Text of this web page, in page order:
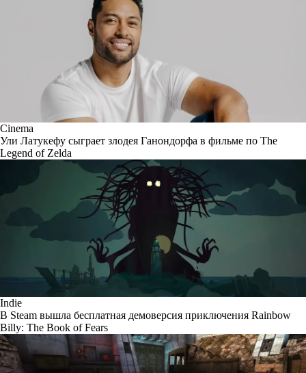
Cinema
Ули Латукефу сыграет злодея Ганондорфа в фильме по The
Legend of Zelda
Indie
В Steam вышла бесплатная демоверсия приключения Rainbow
Billy: The Book of Fears